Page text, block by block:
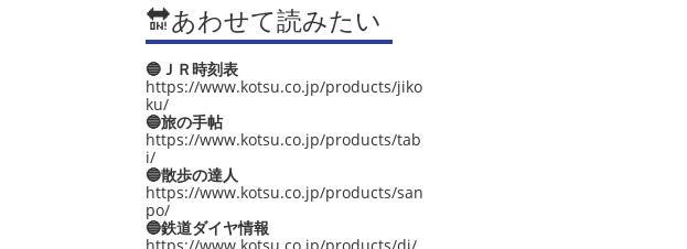
🔛あわせて読みたい
🔵ＪＲ時刻表
https://www.kotsu.co.jp/products/jiko
ku/
🔵旅の手帖
https://www.kotsu.co.jp/products/tab
i/
🔵散歩の達人
https://www.kotsu.co.jp/products/san
po/
🔵鉄道ダイヤ情報